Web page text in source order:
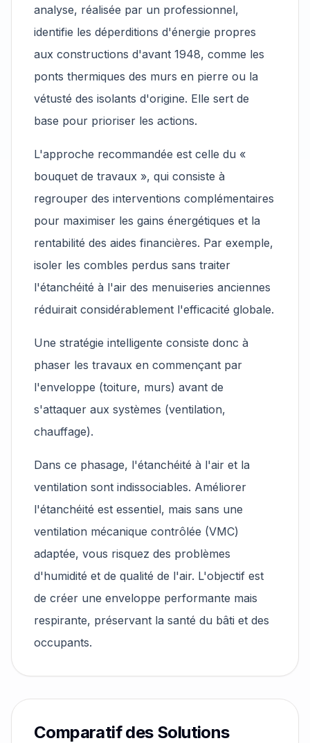
analyse, réalisée par un professionnel,
identifie les déperditions d'énergie propres
aux constructions d'avant 1948, comme les
ponts thermiques des murs en pierre ou la
vétusté des isolants d'origine. Elle sert de
base pour prioriser les actions.
L'approche recommandée est celle du «
bouquet de travaux », qui consiste à
regrouper des interventions complémentaires
pour maximiser les gains énergétiques et la
rentabilité des aides financières. Par exemple,
isoler les combles perdus sans traiter
l'étanchéité à l'air des menuiseries anciennes
réduirait considérablement l'efficacité globale.
Une stratégie intelligente consiste donc à
phaser les travaux en commençant par
l'enveloppe (toiture, murs) avant de
s'attaquer aux systèmes (ventilation,
chauffage).
Dans ce phasage, l'étanchéité à l'air et la
ventilation sont indissociables. Améliorer
l'étanchéité est essentiel, mais sans une
ventilation mécanique contrôlée (VMC)
adaptée, vous risquez des problèmes
d'humidité et de qualité de l'air. L'objectif est
de créer une enveloppe performante mais
respirante, préservant la santé du bâti et des
occupants.
Comparatif des Solutions